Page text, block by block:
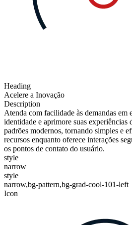
Heading
Acelere a Inovação
Description
Atenda com facilidade às demandas em
identidade e aprimore suas experiências
padrões modernos, tornando simples e
recursos enquanto oferece interações
os pontos de contato do usuário.
style
narrow
style
narrow,bg-pattern,bg-grad-cool-101-left
Icon